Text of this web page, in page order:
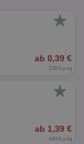
★
ab 0,39 €
2,60 € je kg
★
ab 1,39 €
4,63 € je kg